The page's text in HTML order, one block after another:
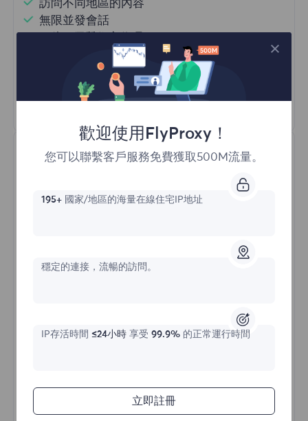
訪問不同地區的內容
無限並發會話
HTTP(S)/SOCKS5
$?/天
立即購買
歡迎使用FlyProxy！
您可以聯繫客戶服務免費獲取500M流量。
195+國家/地區的海量在線住宅IP地址
穩定的連接，流暢的訪問。
IP存活時間 ≤24小時享受 99.9%的正常運行時間
立即註冊